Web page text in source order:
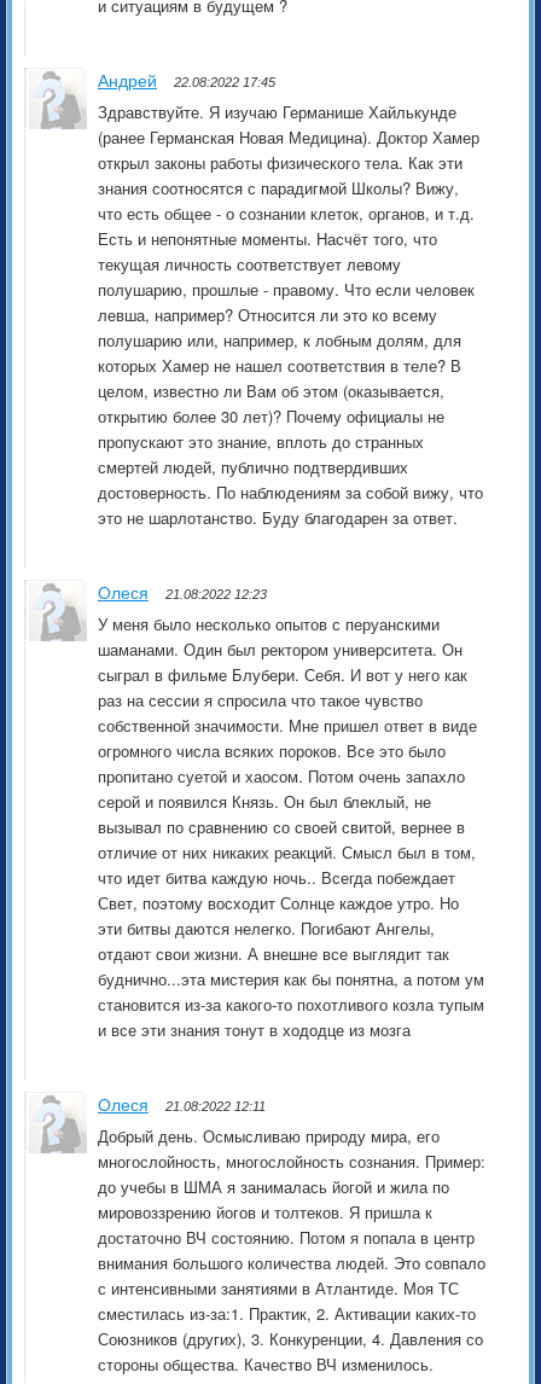
и ситуациям в будущем ?
Андрей 22.08:2022 17:45
Здравствуйте. Я изучаю Германише Хайлькунде
(ранее Германская Новая Медицина). Доктор Хамер
открыл законы работы физического тела. Как эти
знания соотносятся с парадигмой Школы? Вижу,
что есть общее - о сознании клеток, органов, и т.д.
Есть и непонятные моменты. Насчёт того, что
текущая личность соответствует левому
полушарию, прошлые - правому. Что если человек
левша, например? Относится ли это ко всему
полушарию или, например, к лобным долям, для
которых Хамер не нашел соответствия в теле? В
целом, известно ли Вам об этом (оказывается,
открытию более 30 лет)? Почему официалы не
пропускают это знание, вплоть до странных
смертей людей, публично подтвердивших
достоверность. По наблюдениям за собой вижу, что
это не шарлотанство. Буду благодарен за ответ.
Олеся 21.08:2022 12:23
У меня было несколько опытов с перуанскими
шаманами. Один был ректором университета. Он
сыграл в фильме Блубери. Себя. И вот у него как
раз на сессии я спросила что такое чувство
собственной значимости. Мне пришел ответ в виде
огромного числа всяких пороков. Все это было
пропитано суетой и хаосом. Потом очень запахло
серой и появился Князь. Он был блеклый, не
вызывал по сравнению со своей свитой, вернее в
отличие от них никаких реакций. Смысл был в том,
что идет битва каждую ночь.. Всегда побеждает
Свет, поэтому восходит Солнце каждое утро. Но
эти битвы даются нелегко. Погибают Ангелы,
отдают свои жизни. А внешне все выглядит так
буднично...эта мистерия как бы понятна, а потом ум
становится из-за какого-то похотливого козла тупым
и все эти знания тонут в хододце из мозга
Олеся 21.08:2022 12:11
Добрый день. Осмысливаю природу мира, его
многослойность, многослойность сознания. Пример:
до учебы в ШМА я занималась йогой и жила по
мировоззрению йогов и толтеков. Я пришла к
достаточно ВЧ состоянию. Потом я попала в центр
внимания большого количества людей. Это совпало
с интенсивными занятиями в Атлантиде. Моя ТС
сместилась из-за:1. Практик, 2. Активации каких-то
Союзников (других), 3. Конкуренции, 4. Давления со
стороны общества. Качество ВЧ изменилось.